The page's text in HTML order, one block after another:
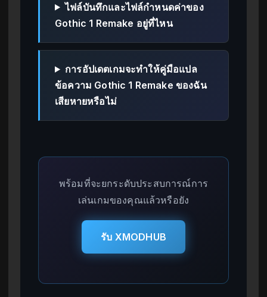
ไฟล์บันทึกและไฟล์กำหนดค่าของ
Gothic 1 Remake อยู่ที่ไหน
การอัปเดตเกมจะทำให้คู่มือแปล
ข้อความ Gothic 1 Remake ของฉัน
เสียหายหรือไม่
พร้อมที่จะยกระดับประสบการณ์การ
เล่นเกมของคุณแล้วหรือยัง
รับ XMODHUB